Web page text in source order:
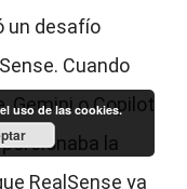
un desafío
Cuando
Gemini o Copilot
la
RealSense ya
uso de las cookies.